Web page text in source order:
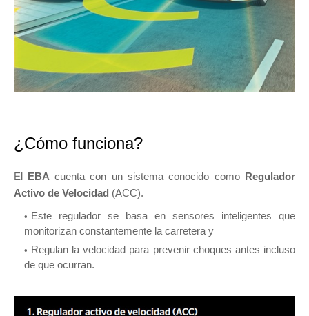
¿Cómo funciona?
El EBA cuenta con un sistema conocido comoRegulador
Activo de Velocidad (ACC).
Este regulador se basa en sensores inteligentes que
monitorizan constantemente la carretera y
Regulan la velocidad para prevenir choques antes incluso
de que ocurran.